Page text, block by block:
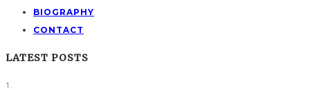
BIOGRAPHY
CONTACT
LATEST POSTS
1.